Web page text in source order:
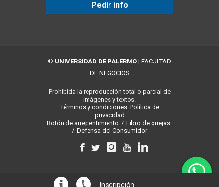
Pedir info
© UNIVERSIDAD DE PALERMO | FACULTAD
DE NEGOCIOS
Prohibida la reproducción total o parcial de
imágenes y textos.
Términos y condiciones. Política de
privacidad
Botón de arrepentimiento / Libro de quejas
/ Defensa del Consumidor
Inscripción